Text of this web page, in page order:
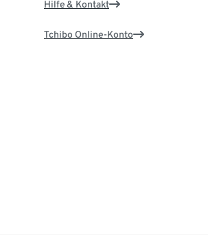
Hilfe & Kontakt
Tchibo Online-Konto